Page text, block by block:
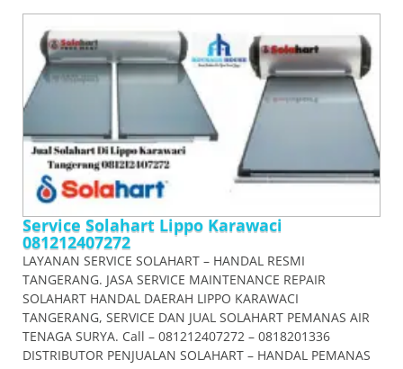
Service Solahart Lippo Karawaci
081212407272
LAYANAN SERVICE SOLAHART – HANDAL RESMI
TANGERANG. JASA SERVICE MAINTENANCE REPAIR
SOLAHART HANDAL DAERAH LIPPO KARAWACI
TANGERANG, SERVICE DAN JUAL SOLAHART PEMANAS AIR
TENAGA SURYA. Call – 081212407272 – 0818201336
DISTRIBUTOR PENJUALAN SOLAHART – HANDAL PEMANAS